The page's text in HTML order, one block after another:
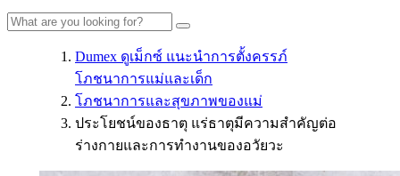
Dumex ดูเม็กซ์ แนะนำการตั้งครรภ์
โภชนาการแม่และเด็ก
โภชนาการและสุขภาพของแม่
ประโยชน์ของธาตุ แร่ธาตุมีความสำคัญต่อ
ร่างกายและการทำงานของอวัยวะ